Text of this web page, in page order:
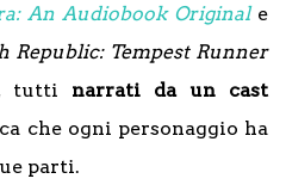
An Audiobook Originale
Republic: Tempest Runner
tutti narrati da un cast
che ogni personaggio ha
parti.